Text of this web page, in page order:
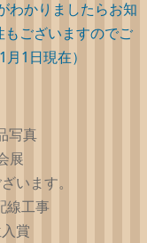
わかりましたらお知
ございますのでご
1日現在）
写真
展
います。
線工事
賞